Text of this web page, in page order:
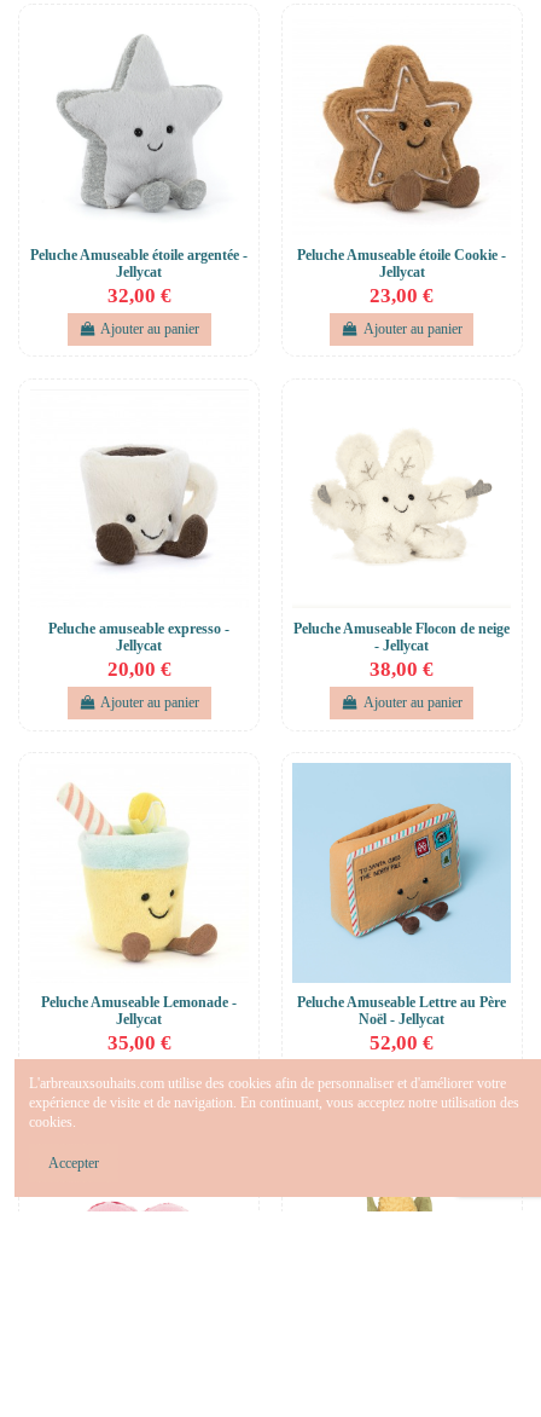
Peluche Amuseable étoile argentée -
Jellycat
32,00 €
Ajouter au panier
Peluche Amuseable étoile Cookie -
Jellycat
23,00 €
Ajouter au panier
Peluche amuseable expresso -
Jellycat
20,00 €
Ajouter au panier
Peluche Amuseable Flocon de neige
- Jellycat
38,00 €
Ajouter au panier
Peluche Amuseable Lemonade -
Jellycat
35,00 €
Ajouter au panier
Peluche Amuseable Lettre au Père
Noël - Jellycat
52,00 €
Ajouter au panier
L'arbreauxsouhaits.com utilise des cookies afin de personnaliser et d'améliorer votre
expérience de visite et de navigation. En continuant, vous acceptez notre utilisation des
cookies.
Accepter